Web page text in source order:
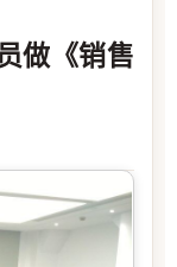
做《销售